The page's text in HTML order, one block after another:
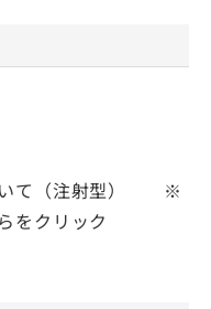
いて（注射型） ※
をクリック